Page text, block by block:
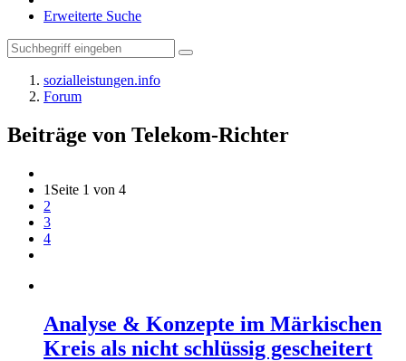
Erweiterte Suche
sozialleistungen.info
Forum
Beiträge von Telekom-Richter
1 Seite 1 von 4
2
3
4
Analyse & Konzepte im Märkischen
Kreis als nicht schlüssig gescheitert